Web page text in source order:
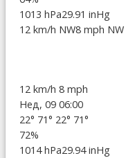
1013 hPa29.91 inHg
12 km/h NW8 mph NW
12 km/h 8 mph
Нед, 09 06:00
22° 71° 22° 71°
72%
1014 hPa29.94 inHg